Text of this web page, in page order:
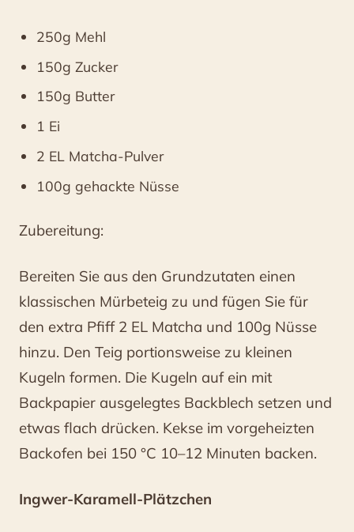
250g Mehl
150g Zucker
150g Butter
1 Ei
2 EL Matcha-Pulver
100g gehackte Nüsse
Zubereitung:
Bereiten Sie aus den Grundzutaten einen
klassischen Mürbeteig zu und fügen Sie für
den extra Pfiff 2 EL Matcha und 100g Nüsse
hinzu. Den Teig portionsweise zu kleinen
Kugeln formen. Die Kugeln auf ein mit
Backpapier ausgelegtes Backblech setzen und
etwas flach drücken. Kekse im vorgeheizten
Backofen bei 150 °C 10–12 Minuten backen.
Ingwer-Karamell-Plätzchen